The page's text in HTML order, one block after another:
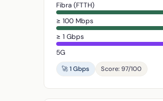
Fibra (FTTH)
≥ 100 Mbps
≥ 1 Gbps
5G
🚀 1 Gbps
Score: 97/100